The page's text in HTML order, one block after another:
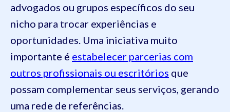
advogados ou grupos específicos do seu
nicho para trocar experiências e
oportunidades. Uma iniciativa muito
importante é estabelecer parcerias com
outros profissionais ou escritórios que
possam complementar seus serviços, gerando
uma rede de referências.